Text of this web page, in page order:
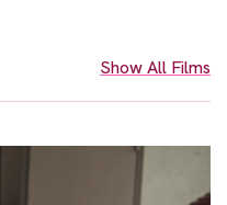
Show All Films